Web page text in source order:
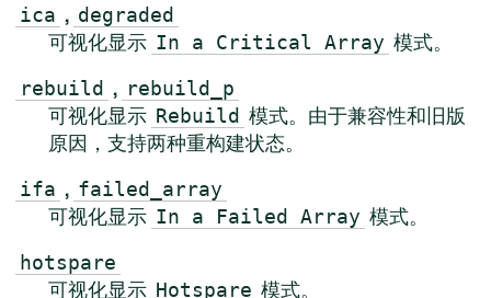
ica , degraded
可视化显示 In a Critical Array 模式。
rebuild , rebuild_p
可视化显示 Rebuild 模式。由于兼容性和旧版
原因，支持两种重构建状态。
ifa , failed_array
可视化显示 In a Failed Array 模式。
hotspare
可视化显示 Hotspare 模式。